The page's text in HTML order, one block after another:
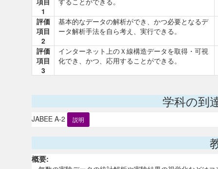
1
評価
項目
2
基本的なデータの解析ができ、かつ必要となるデ
ータ解析手法を自ら考え、実行できる。
評価
項目
3
インターネット上のＸ線構造データを取得・可視
化でき、かつ、応用することができる。
学科の到
JABEE A-2 説明
概要: